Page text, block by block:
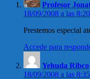
Profesor
18/09/2008 a las 8:20
Prestemos especial
Accede para
Yehuda Ribco
18/09/2008 a las 8:35